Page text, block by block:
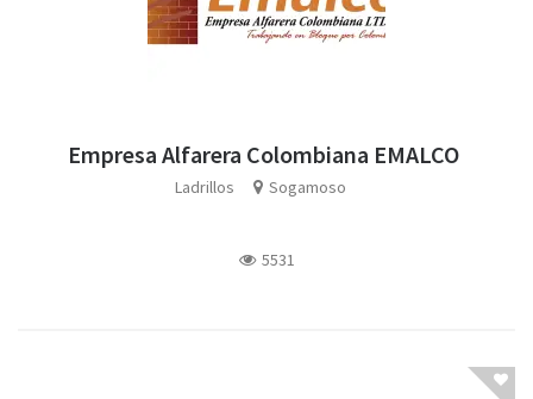
Empresa Alfarera Colombiana EMALCO
Ladrillos Sogamoso
5531